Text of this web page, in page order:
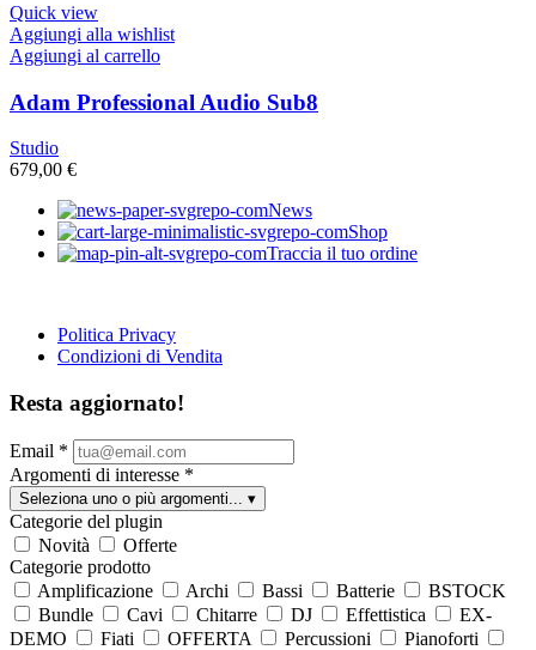
Quick view
Aggiungi alla wishlist
Aggiungi al carrello
Adam Professional Audio Sub8
Studio
679,00 €
News
Shop
Traccia il tuo ordine
Politica Privacy
Condizioni di Vendita
Resta aggiornato!
Email *
Argomenti di interesse *
Seleziona uno o più argomenti... ▾
Categorie del plugin
Novità
Offerte
Categorie prodotto
Amplificazione
Archi Bassi Batterie
BSTOCK
Bundle
Cavi Chitarre DJ Effettistica
EX-
DEMO
Fiati OFFERTA Percussioni
Pianoforti